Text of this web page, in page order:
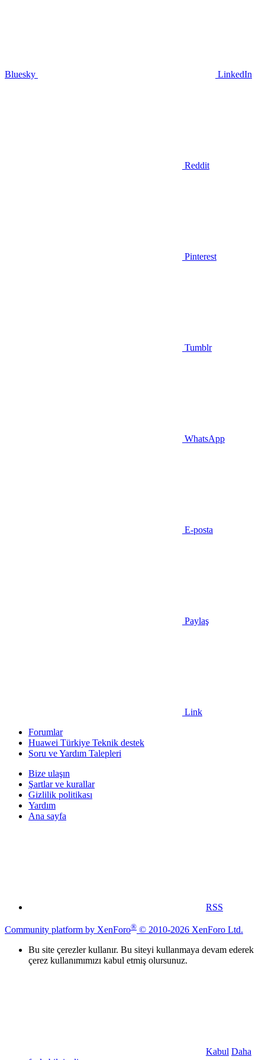
Bluesky LinkedIn
Reddit
Pinterest
Tumblr
WhatsApp
E-posta
Paylaş
Link
Forumlar
Huawei Türkiye Teknik destek
Soru ve Yardım Talepleri
Bize ulaşın
Şartlar ve kurallar
Gizlilik politikası
Yardım
Ana sayfa
RSS
Community platform by XenForo® © 2010-2026 XenForo Ltd.
Bu site çerezler kullanır. Bu siteyi kullanmaya devam ederek
çerez kullanımımızı kabul etmiş olursunuz.
Kabul Daha